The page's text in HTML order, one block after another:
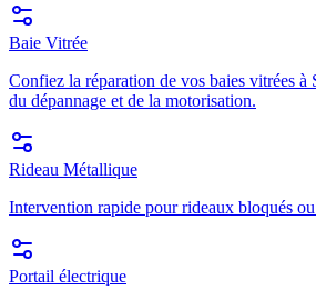
Baie Vitrée
Confiez la réparation de vos baies vitrées à
du dépannage et de la motorisation.
Rideau Métallique
Intervention rapide pour rideaux bloqués
Portail électrique